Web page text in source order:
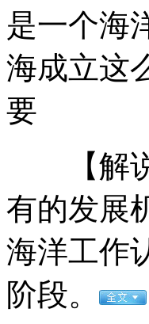
门票动辄上百网民
山西运城恶犬咬伤
是一个海
海成立这
要
【解说
有的发展
海洋工作
阶段。